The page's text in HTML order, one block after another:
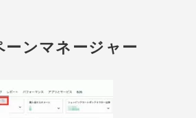
CONTACT
ーンマネージャー